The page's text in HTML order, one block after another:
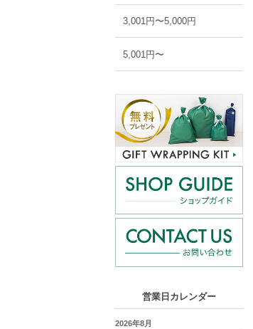
3,001円〜5,000円
5,001円〜
営業日カレンダー
2026年8月